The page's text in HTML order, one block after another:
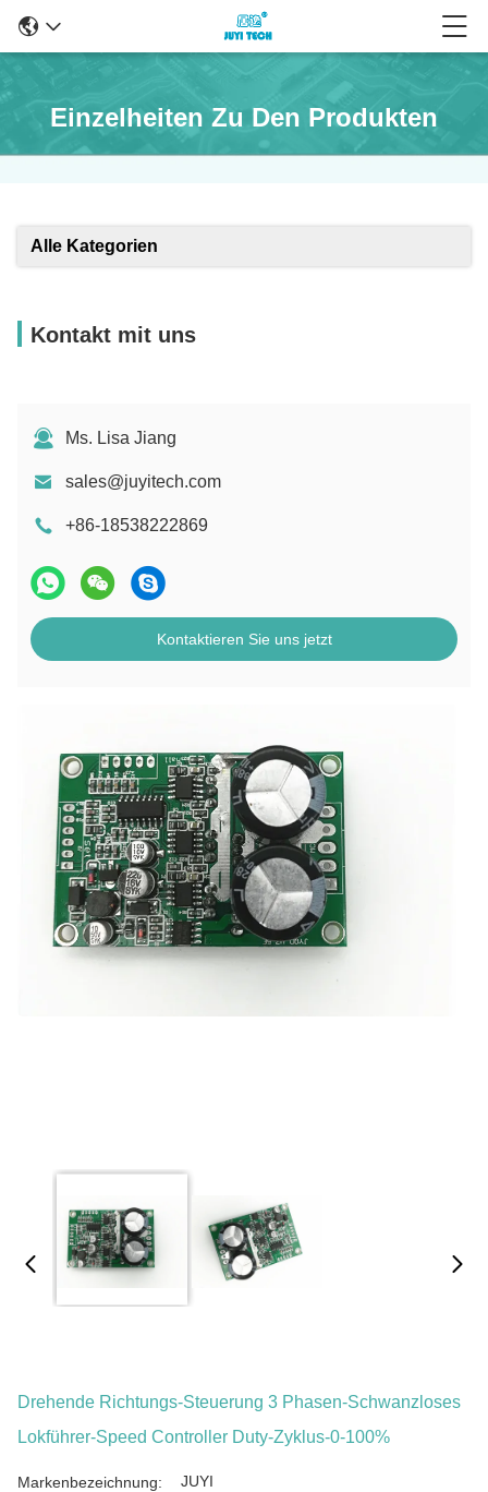
Einzelheiten Zu Den Produkten
Alle Kategorien
Kontakt mit uns
Ms. Lisa Jiang
sales@juyitech.com
+86-18538222869
Kontaktieren Sie uns jetzt
Drehende Richtungs-Steuerung 3 Phasen-Schwanzloses
Lokführer-Speed Controller Duty-Zyklus-0-100%
Markenbezeichnung: JUYI